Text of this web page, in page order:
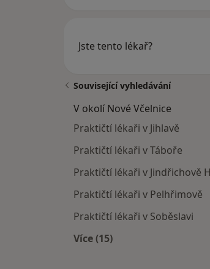
Jste tento lékař?
Související vyhledávání
V okolí Nové Včelnice
Praktičtí lékaři v Jihlavě
Praktičtí lékaři v Táboře
Praktičtí lékaři v Jindřichově
Praktičtí lékaři v Pelhřimově
Praktičtí lékaři v Soběslavi
Více (15)